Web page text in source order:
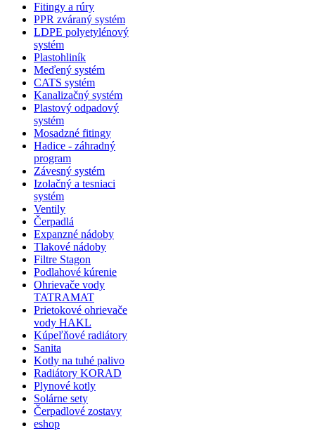
Fitingy a rúry
PPR zváraný systém
LDPE polyetylénový
systém
Plastohliník
Meďený systém
CATS systém
Kanalizačný systém
Plastový odpadový
systém
Mosadzné fitingy
Hadice - záhradný
program
Závesný systém
Izolačný a tesniaci
systém
Ventily
Čerpadlá
Expanzné nádoby
Tlakové nádoby
Filtre Stagon
Podlahové kúrenie
Ohrievače vody
TATRAMAT
Prietokové ohrievače
vody HAKL
Kúpeľňové radiátory
Sanita
Kotly na tuhé palivo
Radiátory KORAD
Plynové kotly
Solárne sety
Čerpadlové zostavy
eshop